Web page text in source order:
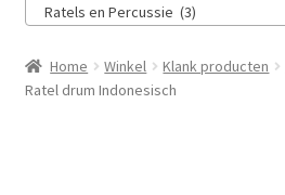
Het Gouden Tijdperk
Ratels en Percussie (3)
Home Winkel Klank producten
Ratel drum Indonesisch